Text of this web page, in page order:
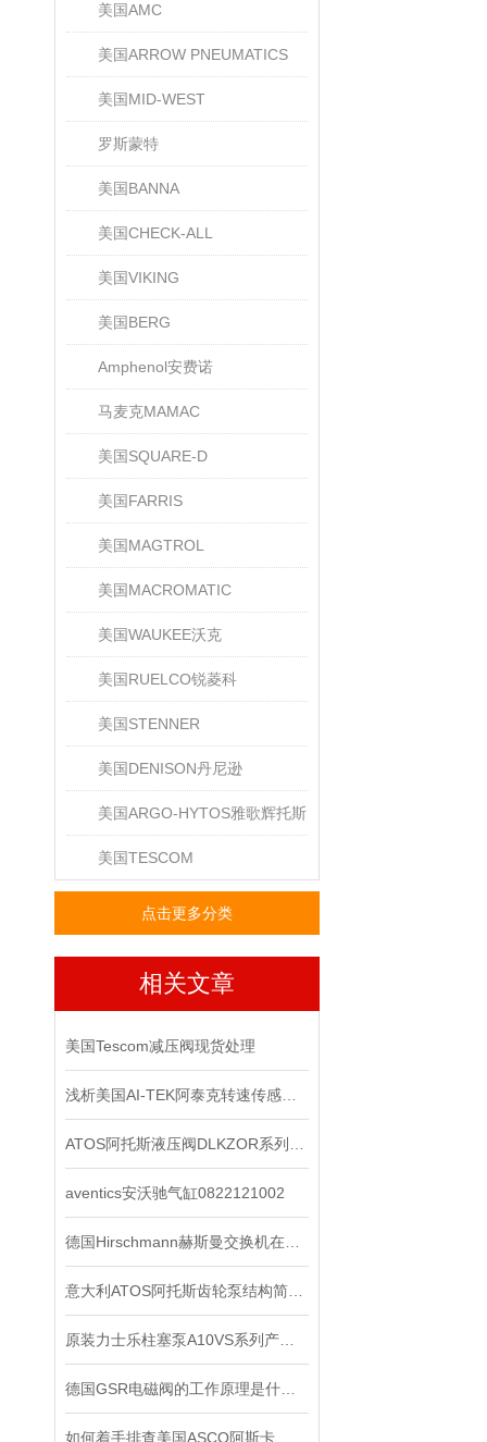
美国AMC
美国ARROW PNEUMATICS
美国MID-WEST
罗斯蒙特
美国BANNA
美国CHECK-ALL
美国VIKING
美国BERG
Amphenol安费诺
马麦克MAMAC
美国SQUARE-D
美国FARRIS
美国MAGTROL
美国MACROMATIC
美国WAUKEE沃克
美国RUELCO锐菱科
美国STENNER
美国DENISON丹尼逊
美国ARGO-HYTOS雅歌辉托斯
美国TESCOM
点击更多分类
相关文章
美国Tescom减压阀现货处理
aventics安沃驰气缸0822121002